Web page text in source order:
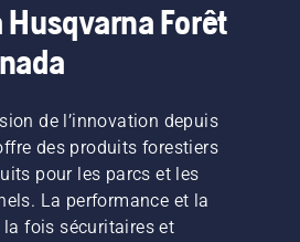
Husqvarna Forêt
de l’innovation depuis
des produits forestiers
pour les parcs et les
La performance et la
fois sécuritaires et